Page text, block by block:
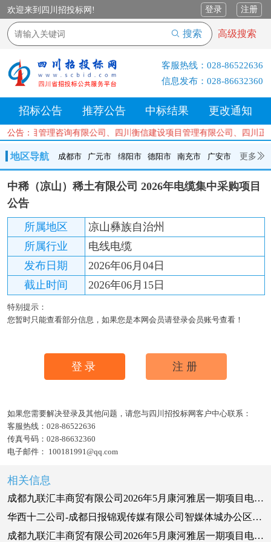
欢迎来到四川招投标网! 登录 注册
搜索 高级搜索
客服热线： 028-86522636
信息发布： 028-86632360
招标公告 推荐公告 中标结果 更改通知
公告：目管理咨询有限公司、四川衡信建设项目管理有限公司、
地区导航 成都市 广元市 绵阳市 德阳市 南充市 广安市 更多
成都市 广元市 绵阳市 德阳市 南充市 广安市
遂宁市
内江市
达州市
资阳市 眉山市 雅安市 阿坝州 甘孜州 凉山州
中稀（凉山）稀土有限公司 2026年电缆集中采购项目
公告
所属地区
凉山彝族自治州
所属行业
电线电缆
发布日期
2026年06月04日
截止时间
2026年06月15日
特别提示：
您暂时只能查看部分信息，如果您是本网会员请登录会员账号查看！
登录 注册
如果您需要解决登录及其他问题，请您与四川招投标网客户中心联系：
客服热线： 028-86522636
传真号码： 028-86632360
电子邮件： 100181991@qq.com
相关信息
成都九联汇丰商贸有限公司2026年5月康河雅居一期项目电线电缆（库内竞价）竞价公告
华西十二公司-成都日报锦观传媒有限公司智媒体城办公区装修工程项目电线电缆采购
成都九联汇丰商贸有限公司2026年5月康河雅居一期项目电线电缆（库内竞价）竞价公告